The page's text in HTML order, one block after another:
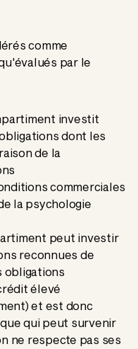
comme
par le
investit
dont les
de la
commerciales
la psychologie
peut investir
reconnues de
obligations
élevé
et est donc
qui peut survenir
ne respecte pas ses